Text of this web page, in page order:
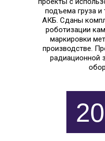
подъема груза и
АКБ. Сданы
роботизации
маркировки
производстве.
радиационной